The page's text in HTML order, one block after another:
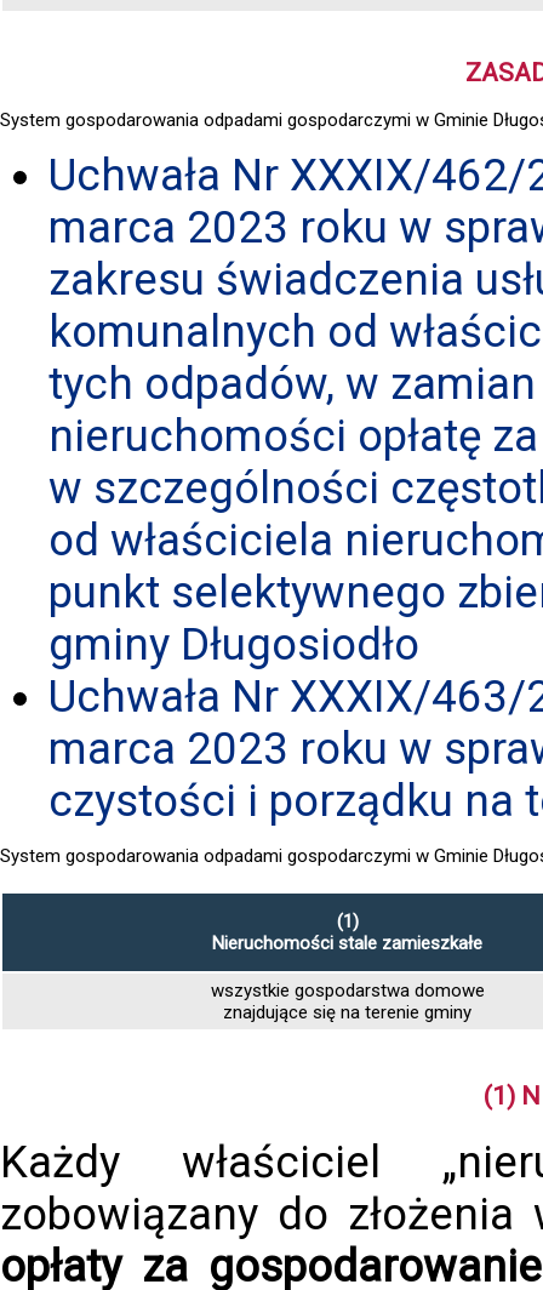
System gospodarowania odpadami gospodarczymi w Gminie
Uchwała Nr XXXIX/462/
marca 2023 roku w
zakresu świadczenia
komunalnych od
tych odpadów, w
nieruchomości opłatę
w szczególności
od właściciela
punkt selektywnego
gminy Długosiodło
Uchwała Nr XXXIX/463/
marca 2023 roku w
czystości i porządku na
System gospodarowania odpadami gospodarczymi w Gminie
(1)
Nieruchomości stale zamieszkałe
wszystkie gospodarstwa domowe
znajdujące się na terenie gminy
(1)
Każdy właściciel
zobowiązany do
opłaty za